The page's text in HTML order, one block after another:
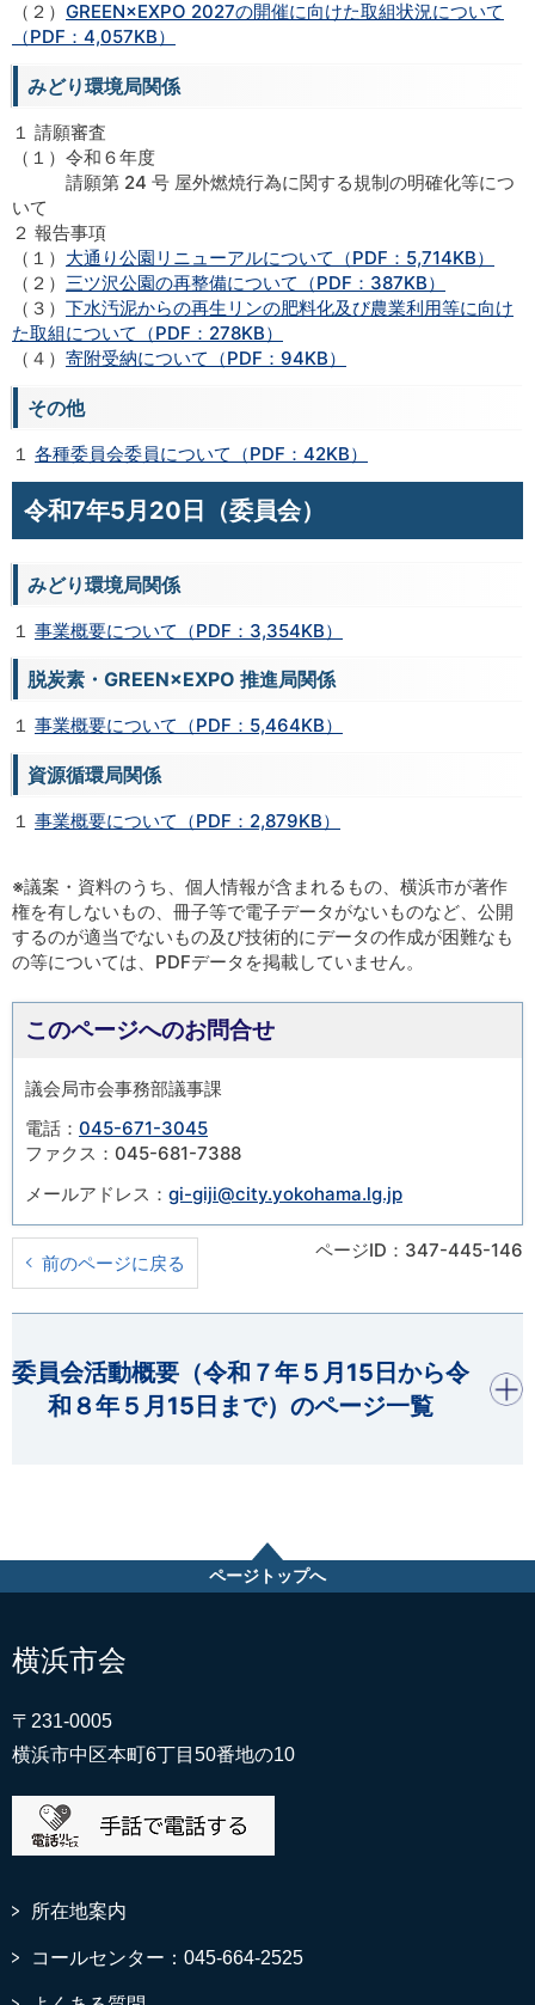
（２） GREEN×EXPO 2027の開催に向けた取組状況について
（PDF：4,057KB）
みどり環境局関係
１ 請願審査
（１）令和６年度
請願第 24 号 屋外燃焼行為に関する規制の明確化等につ
いて
２ 報告事項
（１） 大通り公園リニューアルについて（PDF：5,714KB）
（２） 三ツ沢公園の再整備について（PDF：387KB）
（３） 下水汚泥からの再生リンの肥料化及び農業利用等に向け
た取組について（PDF：278KB）
（４） 寄附受納について（PDF：94KB）
その他
１ 各種委員会委員について（PDF：42KB）
令和7年5月20日（委員会）
みどり環境局関係
１ 事業概要について（PDF：3,354KB）
脱炭素・GREEN×EXPO 推進局関係
１ 事業概要について（PDF：5,464KB）
資源循環局関係
１ 事業概要について（PDF：2,879KB）
※議案・資料のうち、個人情報が含まれるもの、横浜市が著作
権を有しないもの、冊子等で電子データがないものなど、公開
するのが適当でないもの及び技術的にデータの作成が困難なも
の等については、PDFデータを掲載していません。
このページへのお問合せ
議会局市会事務部議事課
電話： 045-671-3045
ファクス：045-681-7388
メールアドレス： gi-giji@city.yokohama.lg.jp
前のページに戻る
ページID：347-445-146
委員会活動概要（令和７年５月15日から令
和８年５月15日まで）のページ一覧
開く
ページトップへ
横浜市会
〒231-0005
横浜市中区本町6丁目50番地の10
所在地案内
コールセンター：045-664-2525